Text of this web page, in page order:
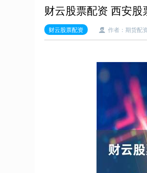
财云股票配资 西安
财云股票配资 作者：期货配